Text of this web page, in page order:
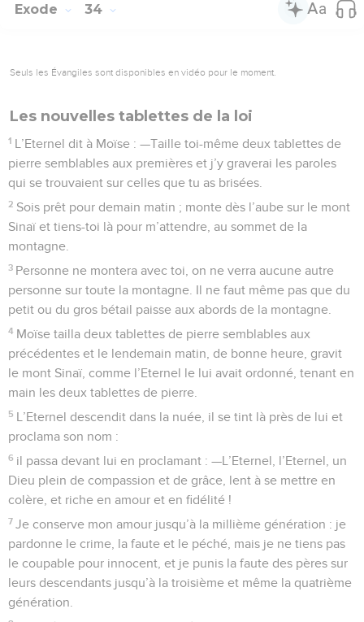
Exode 34
Seuls les Évangiles sont disponibles en vidéo pour le moment.
Les nouvelles tablettes de la loi
1 L’Eternel dit à Moïse : —Taille toi-même deux tablettes de
pierre semblables aux premières et j’y graverai les paroles
qui se trouvaient sur celles que tu as brisées.
2 Sois prêt pour demain matin ; monte dès l’aube sur le mont
Sinaï et tiens-toi là pour m’attendre, au sommet de la
montagne.
3 Personne ne montera avec toi, on ne verra aucune autre
personne sur toute la montagne. Il ne faut même pas que du
petit ou du gros bétail paisse aux abords de la montagne.
4 Moïse tailla deux tablettes de pierre semblables aux
précédentes et le lendemain matin, de bonne heure, gravit
le mont Sinaï, comme l’Eternel le lui avait ordonné, tenant en
main les deux tablettes de pierre.
5 L’Eternel descendit dans la nuée, il se tint là près de lui et
proclama son nom :
6 il passa devant lui en proclamant : —L’Eternel, l’Eternel, un
Dieu plein de compassion et de grâce, lent à se mettre en
colère, et riche en amour et en fidélité !
7 Je conserve mon amour jusqu’à la millième génération : je
pardonne le crime, la faute et le péché, mais je ne tiens pas
le coupable pour innocent, et je punis la faute des pères sur
leurs descendants jusqu’à la troisième et même la quatrième
génération.